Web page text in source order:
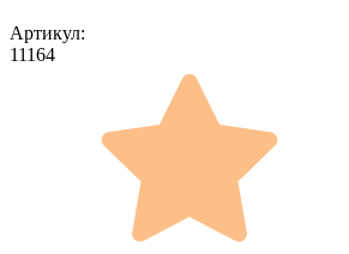
Артикул:
11164